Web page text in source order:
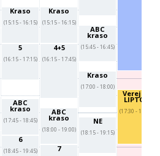
Kraso
(15:15 - 16:15)
5
(16:15 - 17:15)
ABC
kraso
(17:45 - 18:45)
6
(18:45 - 19:45)
Kraso
(15:15 - 16:15)
4+5
(16:15 - 17:45)
ABC
kraso
(18:00 - 19:00)
7
ABC
kraso
(15:45 - 16:45)
Kraso
(17:00 - 18:00)
NE
(18:15 - 19:15)
Verejko
LIPTOV
(17:30 - 19:00)